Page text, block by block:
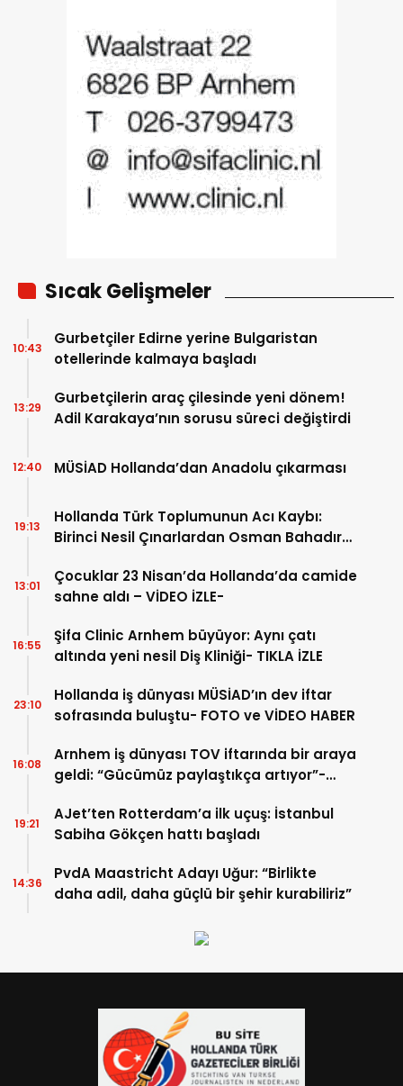
Sıcak Gelişmeler
Gurbetçiler Edirne yerine Bulgaristan
otellerinde kalmaya başladı
10:43
Gurbetçilerin araç çilesinde yeni dönem!
Adil Karakaya’nın sorusu süreci değiştirdi
13:29
MÜSİAD Hollanda’dan Anadolu çıkarması
12:40
Hollanda Türk Toplumunun Acı Kaybı:
Birinci Nesil Çınarlardan Osman Bahadır
19:13
Çocuklar 23 Nisan’da Hollanda’da camide
sahne aldı – VİDEO İZLE-
13:01
Şifa Clinic Arnhem büyüyor: Aynı çatı
altında yeni nesil Diş Kliniği- TIKLA İZLE
16:55
Hollanda iş dünyası MÜSİAD’ın dev iftar
sofrasında buluştu- FOTO ve VİDEO HABER
23:10
Arnhem iş dünyası TOV iftarında bir araya
geldi: “Gücümüz paylaştıkça artıyor”-
16:08
AJet’ten Rotterdam’a ilk uçuş: İstanbul
Sabiha Gökçen hattı başladı
19:21
PvdA Maastricht Adayı Uğur: “Birlikte
daha adil, daha güçlü bir şehir kurabiliriz”
14:36